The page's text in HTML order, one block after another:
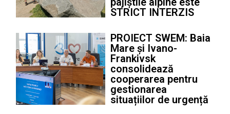
STRICT INTERZIS
PROIECT SWEM: Baia
Mare și Ivano-
Frankivsk
consolidează
cooperarea pentru
gestionarea
situațiilor de urgență